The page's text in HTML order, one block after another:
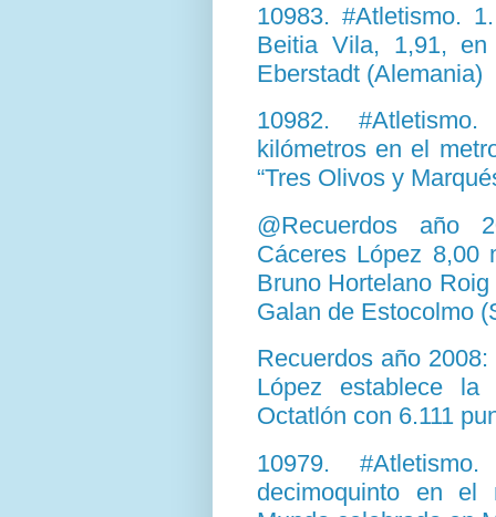
10983. #Atletismo.
Beitia Vila, 1,91,
Eberstadt (Alemania)
10982.
kilómetros en el
“Tres Olivos y
@Recuerdos año
Cáceres López 8,00
Bruno Hortelano
Galan de Estocolmo
Recuerdos año
López establece
Octatlón con 6.111
10979.
decimoquinto en el